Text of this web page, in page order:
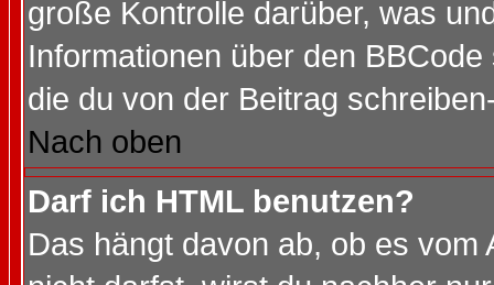
große Kontrolle darüber, was
Informationen über den
die du von der Beitrag
Nach oben
Darf ich HTML benutzen?
Das hängt davon ab, ob es